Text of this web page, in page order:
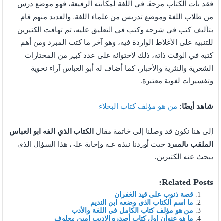
فقد بات الكتاب مرجعًا في اللغة لمكانته الرفيعة، فهو موضع درس
من طلاب اللغة وموضع تدريس من علماء اللغة، والعديد منهم قام
بتأليف كتب في شرحه وكتب في التعليق عليه، ثم تهافت الكثيرين
للتنبيه على الأغلاط الواردة فيه، وهو آخر ما كتب المبرد ومن أهم
كتبه في الوقت ذاته، ذلك لاحتوائه على عدد كبير من المختارات
الشعرية والنثرية والأخبار، كما أضاف له أبو العباس آراء نحوية
وتفسيرات لغوية معتبرة.
شاهد أيضًا: من هو مؤلف كتاب البخلاء
إلى هنا نكون قد وصلنا إلى خاتمة مقال
الكتاب الذي الفه ابو العباس
الملقب بالمبرد حيث أوردنا نبذه عنه وإجابة على هذا السؤال الذي
يبحث عنه الكثيرين.
Related Posts:
قصة ذنوب على قيد الغفران
ما اسم الكتاب الذي وضعه ابن النديم
من هو مؤلف كتاب الكامل في اللغة والأدب
ما هو عنوان اول كتاب أصدره الاديب امين معلوف